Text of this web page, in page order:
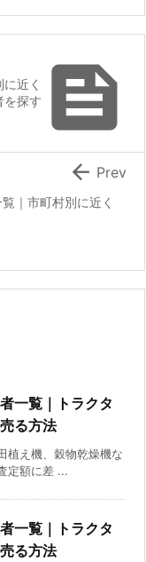

近く
を探す
｜市町村別に近く
 Prev
一覧｜トラクタ
る方法
植え機、穀物乾燥機な
定額に差 ...
一覧｜トラクタ
る方法